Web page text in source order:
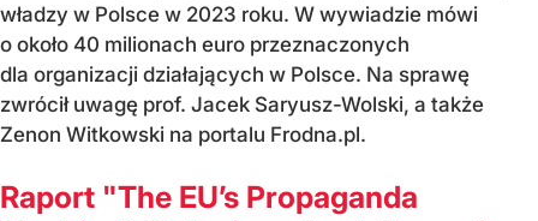
władzy w Polsce w 2023 roku. W wywiadzie mówi
o około 40 milionach euro przeznaczonych
dla organizacji działających w Polsce. Na sprawę
zwrócił uwagę prof. Jacek Saryusz-Wolski, a także
Zenon Witkowski na portalu Frodna.pl.
Raport "The EU’s Propaganda